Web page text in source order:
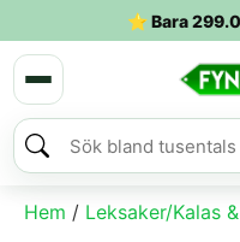
⭐ Bara
Hem / Leksaker/Kalas